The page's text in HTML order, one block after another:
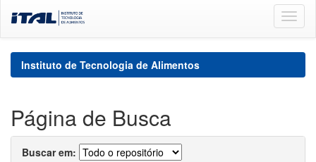
navigation
Instituto de Tecnologia de Alimentos
Página de Busca
Buscar em: